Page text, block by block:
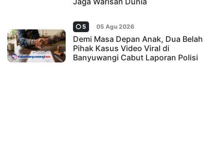
5 05 Agu 2026
Demi Masa Depan Anak, Dua Belah
Pihak Kasus Video Viral di
Banyuwangi Cabut Laporan Polisi